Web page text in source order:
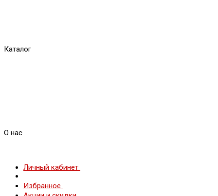
Каталог
О нас
Личный кабинет
Избранное